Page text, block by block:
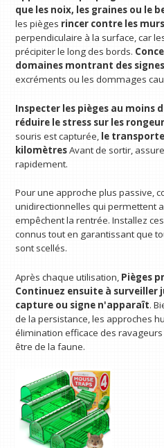
que les noix, les graines ou le
les pièges rincer contre les murs
perpendiculaire à la surface, car
précipiter le long des bords.
domaines montrant des
excréments ou les dommages
Inspecter les pièges au moins
réduire le stress sur les
souris est capturée, le
kilomètresAvant de sortir,
rapidement.
Pour une approche plus passive,
unidirectionnelles qui permettent
empêchent la rentrée. Installez
connus tout en garantissant que
sont scellés.
Après chaque utilisation, Pièges
Continuez ensuite à surveiller
capture ou signe n'apparaît.
de la persistance, les approches
élimination efficace des
être de la faune.